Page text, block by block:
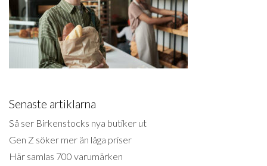
Senaste artiklarna
Så ser Birkenstocks nya butiker ut
Gen Z söker mer än låga priser
Här samlas 700 varumärken